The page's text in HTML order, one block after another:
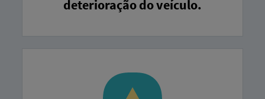
deterioração do veículo.